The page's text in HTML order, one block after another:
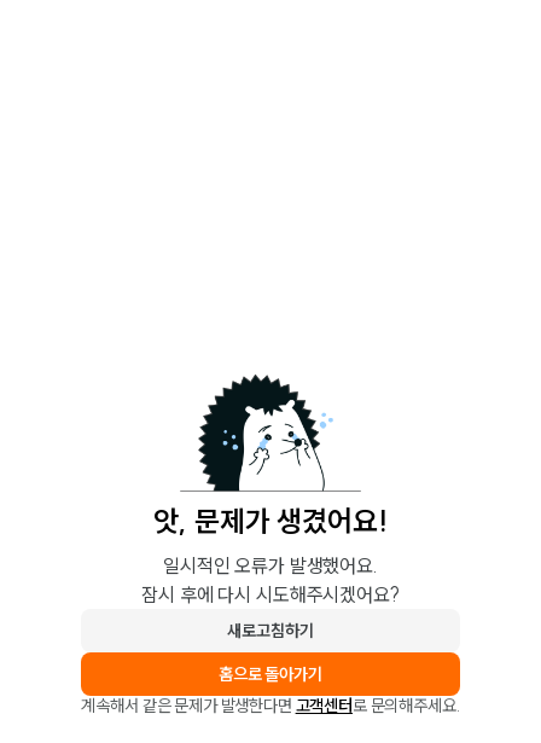
앗, 문제가 생겼어요!
일시적인 오류가 발생했어요.
잠시 후에 다시 시도해주시겠어요?
새로고침하기
홈으로 돌아가기
계속해서 같은 문제가 발생한다면 고객센터로 문의해주세요.